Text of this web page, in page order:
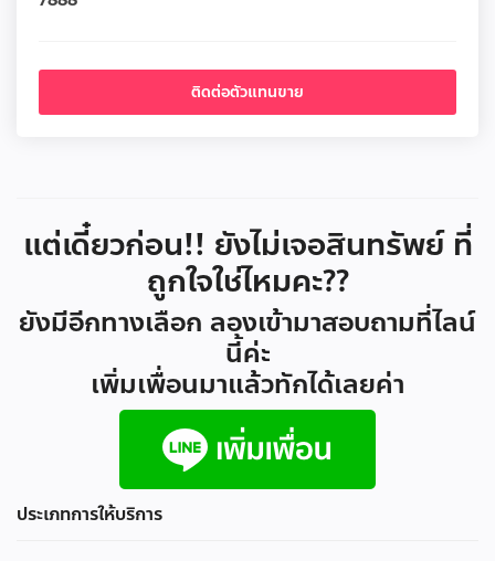
ติดต่อตัวแทนขาย
แต่เดี๋ยวก่อน!! ยังไม่เจอสินทรัพย์ ที่
ถูกใจใช่ไหมคะ??
ยังมีอีกทางเลือก ลองเข้ามาสอบถามที่ไลน์
นี้ค่ะ
เพิ่มเพื่อนมาแล้วทักได้เลยค่า
ประเภทการให้บริการ